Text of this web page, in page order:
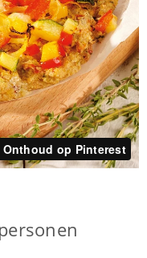
Onthoud op Pinterest